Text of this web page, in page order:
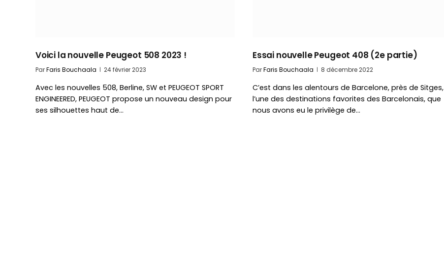
Voici la nouvelle Peugeot 508 2023 !
ParFaris Bouchaala 24 février 2023
Avec les nouvelles 508, Berline, SW et PEUGEOT SPORT
ENGINEERED, PEUGEOT propose un nouveau design pour
ses silhouettes haut de…
Essai nouvelle Peugeot 408 (2e partie)
ParFaris Bouchaala 8 décembre 2022
C’est dans les alentours de Barcelone, près de Sitges,
l’une des destinations favorites des Barcelonais, que
nous avons eu le privilège de…